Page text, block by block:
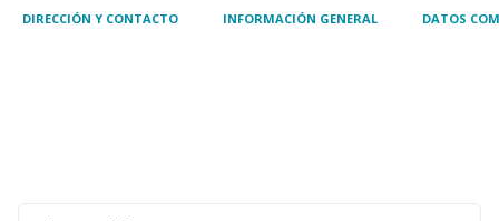
......
DIRECCIÓN Y CONTACTO INFORMACIÓN GENERAL DATOS